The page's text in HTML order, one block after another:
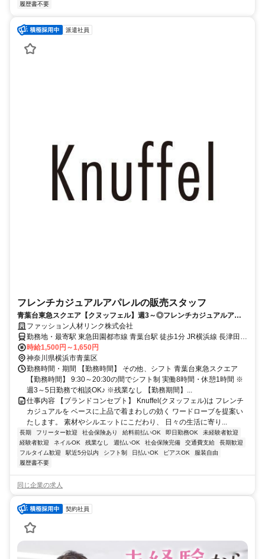
履歴書不要
派遣社員
フレンチカジュアルアパレルの販売スタッフ
青葉台東急スクエア【クヌッフェル】週3～◎フレンチカジュアルアパ
レル◆時給1500円～♪
ファッション人材リンク株式会社
勤務地・最寄駅 東急田園都市線 青葉台駅 徒歩1分 JR横浜線 長津田駅
横浜市営地下鉄ブルーライン あざみ野駅
時給1,500円～1,650円
神奈川県横浜市青葉区
勤務時間・期間 【勤務時間】 その他、シフト 青葉台東急スクエア
【勤務時間】 9:30～20:30の間でシフト制 実働8時間・休憩1時間 ※
週3～5日勤務で相談OK♪ ※残業なし 【勤務期間】...
仕事内容 【ブランドコンセプト】 Knuffel(クヌッフェル)は フレンチ
カジュアルを ベースに上品で着まわしの効く ワードローブを提案い
たします。 素材やシルエットにこだわり、 日々の生活に寄り...
長期 フリーター歓迎 社会保険あり 給料前払いOK 即日勤務OK
未経験者歓迎
経験者歓迎
ネイルOK 残業なし 週払いOK 社会保険完備 交通費支給
長期歓迎
フルタイム歓迎
駅近5分以内 シフト制 日払いOK ピアスOK
服装自由
履歴書不要
同じ企業の求人
契約社員